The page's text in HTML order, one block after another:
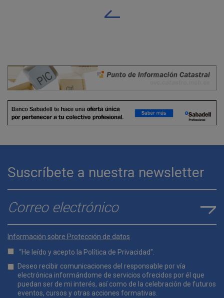
Suscríbete a nuestra newsletter
E-mail*
Información sobre Protección de datos
“He leído y acepto la Política de Privacidad".
Lopd*
Deseo recibir comunicaciones del responsable por vía
electrónica informándome de servicios ofrecidos por él que
puedan ser de mi interés, así como de la celebración de futuros
eventos, cursos y otras acciones formativas.